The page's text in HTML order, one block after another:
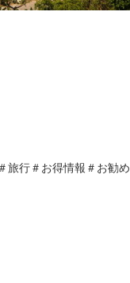
旅行＃お得情報＃お勧め